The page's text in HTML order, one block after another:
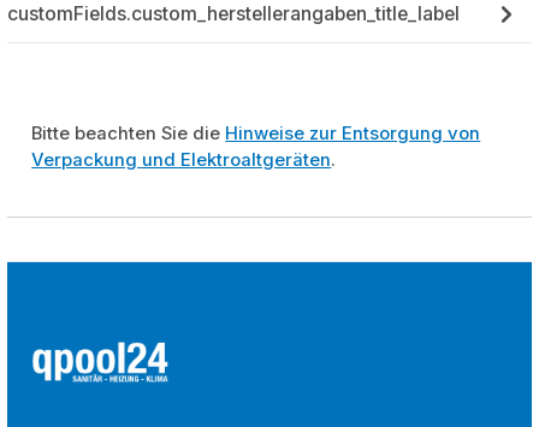
customFields.custom_herstellerangaben_title_label
Bitte beachten Sie die Hinweise zur Entsorgung von
Verpackung und Elektroaltgeräten.